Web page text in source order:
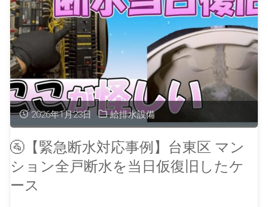
2026年1月23日 給排水設備
🚰【緊急断水対応事例】台東区 マン
ション全戸断水を当日仮復旧したケ
ース